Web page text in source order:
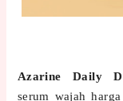
Azarine Daily
serum wajah